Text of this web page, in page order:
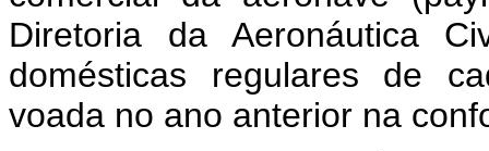
Diretoria da Aeronáutica
domésticas regulares de
voada no ano anterior na